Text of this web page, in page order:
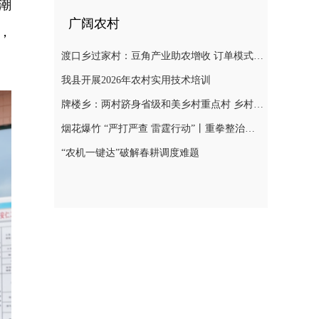
广阔农村
渡口乡过家村：豆角产业助农增收 订单模式铺就致富路
我县开展2026年农村实用技术培训
牌楼乡：两村跻身省级和美乡村重点村 乡村振兴迎来“加速跑”
烟花爆竹 “严打严查 雷霆行动”丨重拳整治非法储存烟花爆竹 筑牢辖区安全防线
“农机一键达”破解春耕调度难题